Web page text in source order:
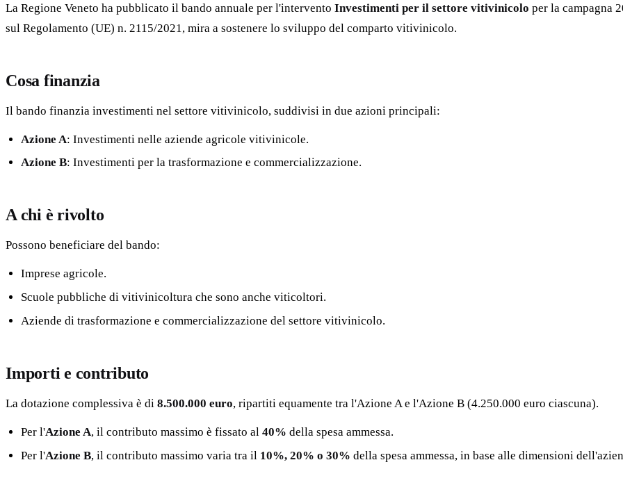
La Regione Veneto ha pubblicato il bando annuale per l'intervento Investimenti per il settore vitivinicolo per la campagna
sul Regolamento (UE) n. 2115/2021, mira a sostenere lo sviluppo del comparto vitivinicolo.
Cosa finanzia
Il bando finanzia investimenti nel settore vitivinicolo, suddivisi in due azioni principali:
Azione A: Investimenti nelle aziende agricole vitivinicole.
Azione B: Investimenti per la trasformazione e commercializzazione.
A chi è rivolto
Possono beneficiare del bando:
Imprese agricole.
Scuole pubbliche di vitivinicoltura che sono anche viticoltori.
Aziende di trasformazione e commercializzazione del settore vitivinicolo.
Importi e contributo
La dotazione complessiva è di 8.500.000 euro, ripartiti equamente tra l'Azione A e l'Azione B (4.250.000 euro ciascuna).
Per l'Azione A, il contributo massimo è fissato al40% della spesa ammessa.
Per l'Azione B, il contributo massimo varia tra il 10%, 20% o 30% della spesa ammessa, in base alle dimensioni